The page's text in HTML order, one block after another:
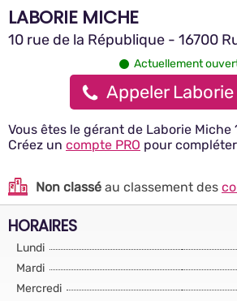
LABORIE MICHE
10 rue de la République - 16700
Actuellement
Appeler
Vous êtes le gérant de Laborie Miche
Créez un compte PRO pour
Non classé au classement des
HORAIRES
Lundi
Mardi
Mercredi